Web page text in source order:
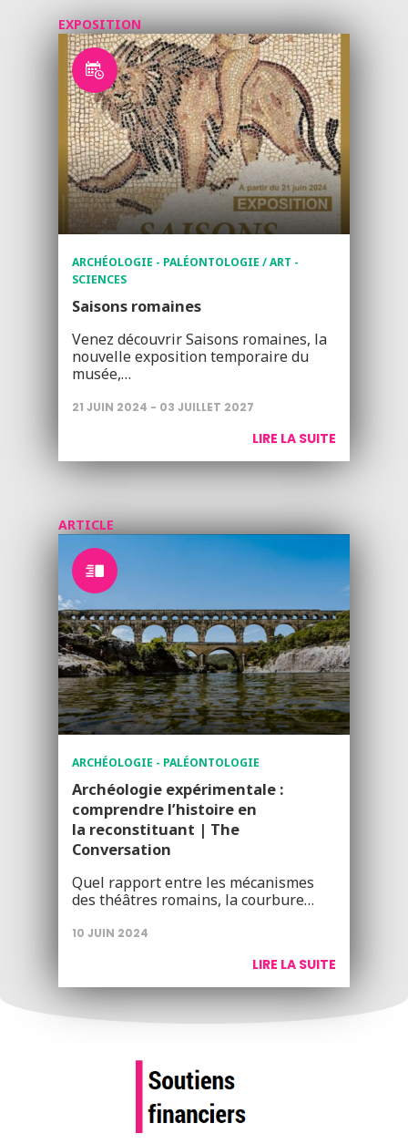
EXPOSITION
ARCHÉOLOGIE - PALÉONTOLOGIE / ART -
SCIENCES
Saisons romaines
Venez découvrir Saisons romaines, la
nouvelle exposition temporaire du
musée,…
21 JUIN 2024 - 03 JUILLET 2027
LIRE LA SUITE
ARTICLE
ARCHÉOLOGIE - PALÉONTOLOGIE
Archéologie expérimentale :
comprendre l’histoire en
la reconstituant | The
Conversation
Quel rapport entre les mécanismes
des théâtres romains, la courbure…
10 JUIN 2024
LIRE LA SUITE